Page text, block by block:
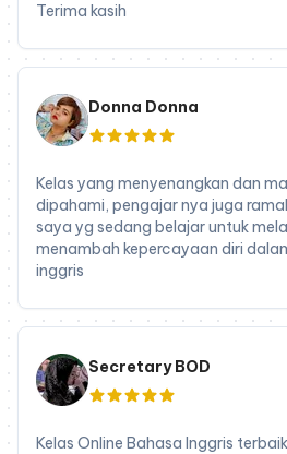
Terima kasih
Donna Donna
Kelas yang menyenangkan dan
dipahami, pengajar nya juga
saya yg sedang belajar untuk
menambah kepercayaan diri
inggris
Secretary BOD
Kelas Online Bahasa Inggris